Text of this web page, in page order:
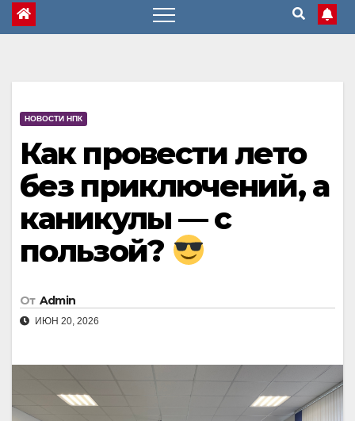
НОВОСТИ НПК
Как провести лето
без приключений, а
каникулы — с
пользой?
От Admin
ИЮН 20, 2026